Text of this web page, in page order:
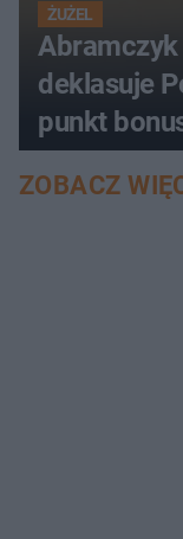
ŻUŻEL
deklasuje
punkt
ZOBACZ